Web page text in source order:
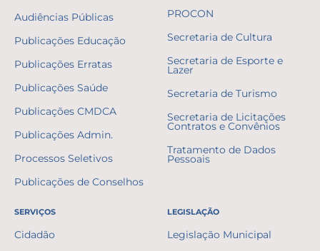
Audiências Públicas
Publicações Educação
Publicações Erratas
Publicações Saúde
Publicações CMDCA
Publicações Admin.
Processos Seletivos
Publicações de Conselhos
PROCON
Secretaria de Cultura
Secretaria de Esporte e
Lazer
Secretaria de Turismo
Secretaria de Licitações
Contratos e Convênios
Tratamento de Dados
Pessoais
SERVIÇOS
Cidadão
LEGISLAÇÃO
Legislação Municipal